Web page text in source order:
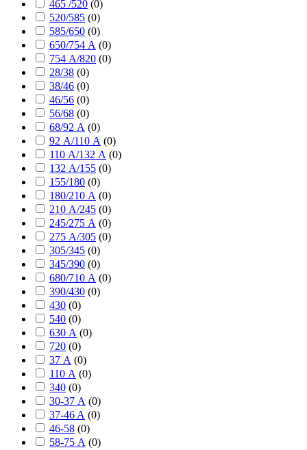
465 /520 (0)
520/585 (0)
585/650 (0)
650/754 А (0)
754 А/820 (0)
28/38 (0)
38/46 (0)
46/56 (0)
56/68 (0)
68/92 А (0)
92 А/110 А (0)
110 А/132 А (0)
132 А/155 (0)
155/180 (0)
180/210 А (0)
210 А/245 (0)
245/275 А (0)
275 А/305 (0)
305/345 (0)
345/390 (0)
680/710 А (0)
390/430 (0)
430 (0)
540 (0)
630 А (0)
720 (0)
37 А (0)
110 А (0)
340 (0)
30-37 А (0)
37-46 A (0)
46-58 (0)
58-75 А (0)